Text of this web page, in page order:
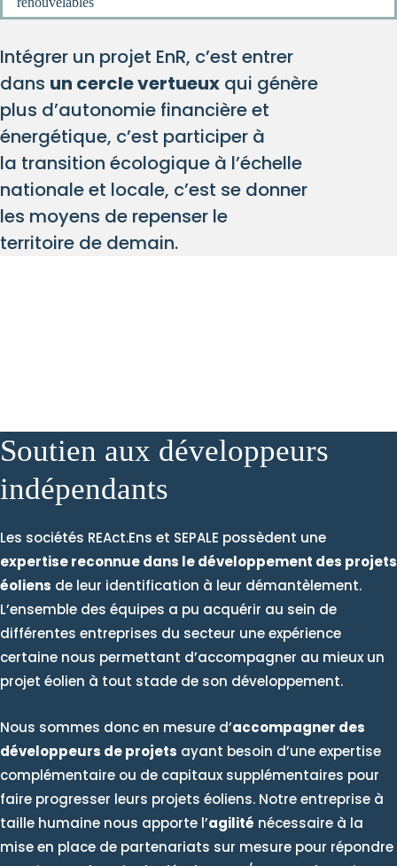
Intégrer un projet EnR, c’est entrer
dans un cercle vertueux qui génère
plus d’autonomie financière et
énergétique, c’est participer à
la transition écologique à l’échelle
nationale et locale, c’est se donner
les moyens de repenser le
territoire de demain.
Soutien aux développeurs
indépendants
Les sociétés REAct.Ens et SEPALE possèdent une
expertise reconnue dans le développement des projets
éoliens de leur identification à leur démantèlement.
L’ensemble des équipes a pu acquérir au sein de
différentes entreprises du secteur une expérience
certaine nous permettant d’accompagner au mieux un
projet éolien à tout stade de son développement.
Nous sommes donc en mesure d’accompagner des
développeurs de projets ayant besoin d’une expertise
complémentaire ou de capitaux supplémentaires pour
faire progresser leurs projets éoliens. Notre entreprise à
taille humaine nous apporte l’agilité nécessaire à la
mise en place de partenariats sur mesure pour répondre